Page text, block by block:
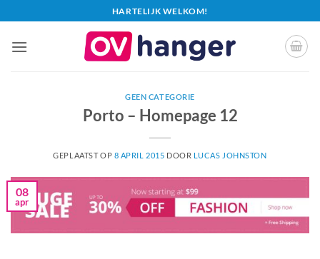
naar
inhoud
HARTELIJK WELKOM!
GEEN CATEGORIE
Porto – Homepage 12
GEPLAATST OP 8 APRIL 2015 DOOR LUCAS JOHNSTON
08
apr